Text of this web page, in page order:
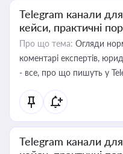
Telegram канали для
кейси, практичні
Про що тема: Огляди
коментарі експертів,
- все, про що пишуть у
Telegram канали